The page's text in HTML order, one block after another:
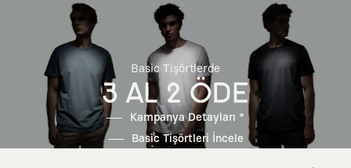
Basic Tişörtlerde
3 AL 2 ÖDE
Kampanya Detayları *
Basic Tişörtleri İncele